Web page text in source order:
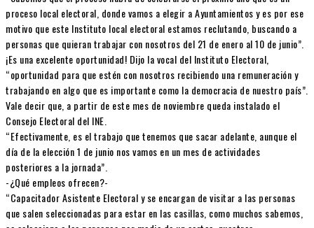
proceso local electoral, donde vamos a elegir a Ayuntamientos y es por ese
motivo que este Instituto local electoral estamos reclutando, buscando a
personas que quieran trabajar con nosotros del 21 de enero al 10 de junio”.
¡Es una excelente oportunidad! Dijo la vocal del Instituto Electoral,
“oportunidad para que estén con nosotros recibiendo una remuneración y
trabajando en algo que es importante como la democracia de nuestro país”.
Vale decir que, a partir de este mes de noviembre queda instalado el
Consejo Electoral del INE.
“Efectivamente, es el trabajo que tenemos que sacar adelante, aunque el
día de la elección 1 de junio nos vamos en un mes de actividades
posteriores a la jornada”.
-¿Qué empleos ofrecen?-
“Capacitador Asistente Electoral y se encargan de visitar a las personas
que salen seleccionadas para estar en las casillas, como muchos sabemos,